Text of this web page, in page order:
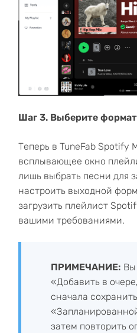
Шаг 3. Выберите формат
Теперь в TuneFab Spotify
всплывающее окно
лишь выбрать песни для
настроить выходной
загрузить плейлист
вашими требованиями.
ПРИМЕЧАНИЕ:
«Добавить в
сначала
затем повторить